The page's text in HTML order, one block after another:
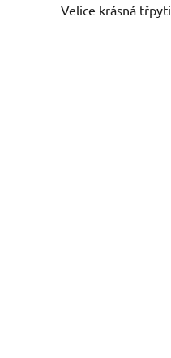
Velice krásná